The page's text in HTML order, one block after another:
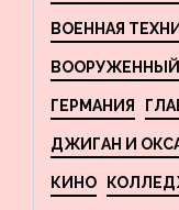
ВОЕННАЯ
ГЕРМАНИЯ
ДЖИГАН И
КИНО